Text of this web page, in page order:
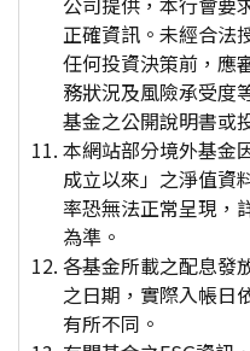
正確資訊。未經合法
任何投資決策前，應
務狀況及風險承受度
基金之公開說明書或
本網站部分境外基金
成立以來」之淨值資
率恐無法正常呈現，
為準。
各基金所載之配息發
之日期，實際入帳日
有所不同。